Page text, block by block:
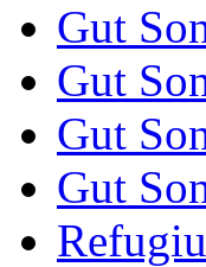
Gut
Gut
Gut
Gut